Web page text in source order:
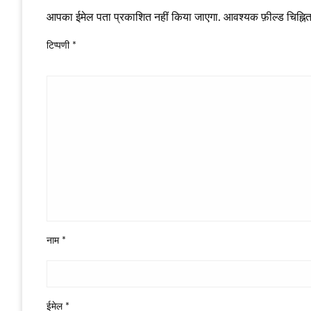
आपका ईमेल पता प्रकाशित नहीं किया जाएगा. आवश्यक फ़ील्ड
टिप्पणी *
नाम *
ईमेल *